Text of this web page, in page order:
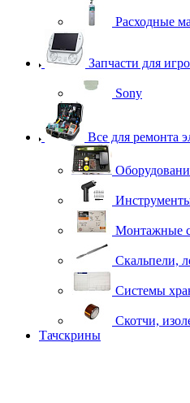
Расходные
Запчасти для
Sony
Все для ремонта
Монтажные
Скальпели,
Системы
Скотчи,
Тачскрины